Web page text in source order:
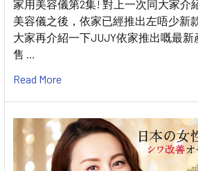
家用美容儀第2集! 對上一次同大家介
美容儀之後，依家已經推出左唔少新
大家再介紹一下JUJY依家推出嘅最新
售 …
Read More